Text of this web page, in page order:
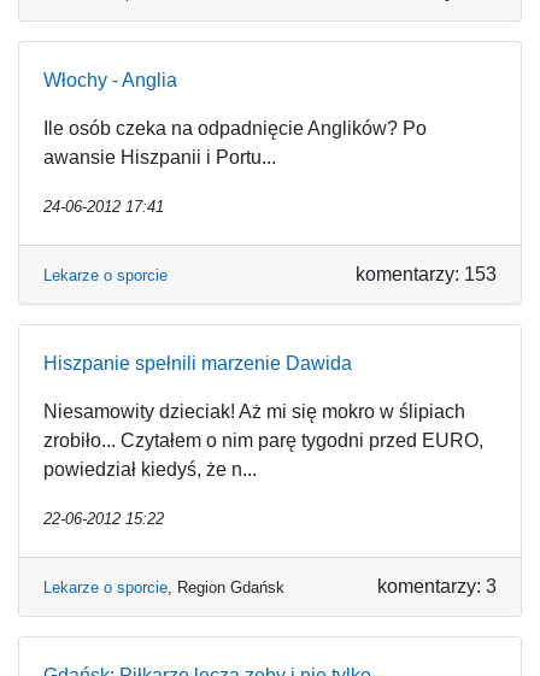
Włochy - Anglia
Ile osób czeka na odpadnięcie Anglików? Po
awansie Hiszpanii i Portu...
24-06-2012 17:41
Lekarze o sporcie komentarzy: 153
Hiszpanie spełnili marzenie Dawida
Niesamowity dzieciak! Aż mi się mokro w ślipiach
zrobiło... Czytałem o nim parę tygodni przed EURO,
powiedział kiedyś, że n...
22-06-2012 15:22
Lekarze o sporcie, Region Gdańsk komentarzy: 3